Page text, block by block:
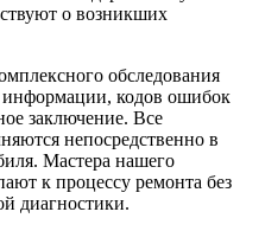
о возникших
обследования
информации, кодов ошибок
заключение. Все
непосредственно в
Мастера нашего
к процессу ремонта без
диагностики.